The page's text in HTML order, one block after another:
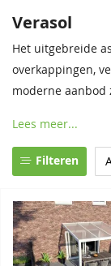
Verasol
Het uitgebreide
overkappingen,
moderne aanbod
buitenlucht. Ook
uw fabrikant.
Lees meer...
Filteren